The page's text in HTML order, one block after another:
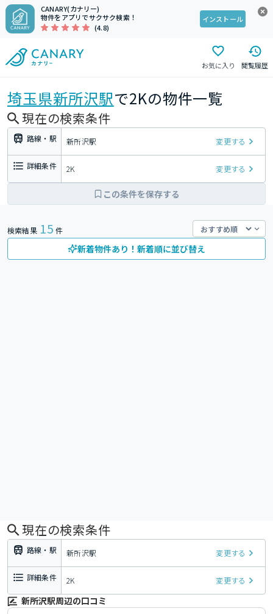
CANARY(カナリー)
物件をアプリでサクサク検索！
(4.8)
インストール
お気に入り 閲覧履歴
埼玉県新所沢駅で2Kの物件一覧
現在の検索条件
路線・駅 新所沢駅 変更する
詳細条件 2K 変更する
この条件を保存する
検索結果 15 件
新着物件あり！新着順に並び替え
現在の検索条件
路線・駅 新所沢駅 変更する
詳細条件 2K 変更する
新所沢駅周辺の口コミ